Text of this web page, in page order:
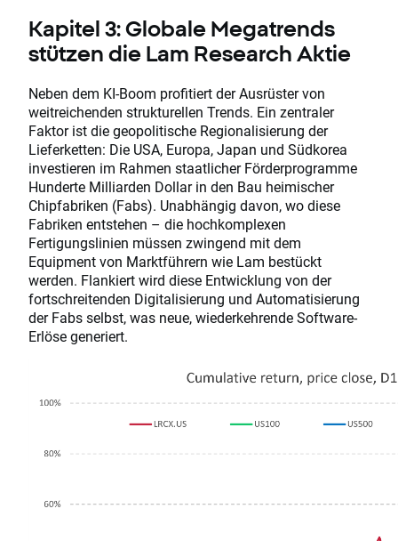
Kapitel 3: Globale Megatrends
stützen die Lam Research Aktie
Neben dem KI-Boom profitiert der Ausrüster von
weitreichenden strukturellen Trends. Ein zentraler
Faktor ist die geopolitische Regionalisierung der
Lieferketten: Die USA, Europa, Japan und Südkorea
investieren im Rahmen staatlicher Förderprogramme
Hunderte Milliarden Dollar in den Bau heimischer
Chipfabriken (Fabs). Unabhängig davon, wo diese
Fabriken entstehen – die hochkomplexen
Fertigungslinien müssen zwingend mit dem
Equipment von Marktführern wie Lam bestückt
werden. Flankiert wird diese Entwicklung von der
fortschreitenden Digitalisierung und Automatisierung
der Fabs selbst, was neue, wiederkehrende Software-
Erlöse generiert.